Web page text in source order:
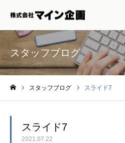
スタッフブログ
スタッフブログ スライド7
スライド7
2021.07.22